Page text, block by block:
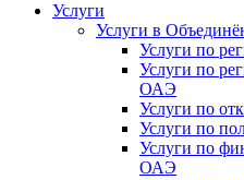
Услуги
Услуги в
Услуги по
Услуги по
ОАЭ
Услуги по
Услуги по
Услуги по
ОАЭ